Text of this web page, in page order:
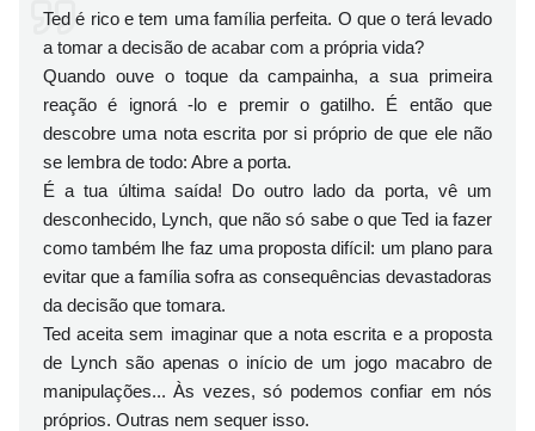
Ted é rico e tem uma família perfeita. O que o terá levado
a tomar a decisão de acabar com a própria vida?
Quando ouve o toque da campainha, a sua primeira
reação é ignorá -lo e premir o gatilho. É então que
descobre uma nota escrita por si próprio de que ele não
se lembra de todo: Abre a porta.
É a tua última saída! Do outro lado da porta, vê um
desconhecido, Lynch, que não só sabe o que Ted ia fazer
como também lhe faz uma proposta difícil: um plano para
evitar que a família sofra as consequências devastadoras
da decisão que tomara.
Ted aceita sem imaginar que a nota escrita e a proposta
de Lynch são apenas o início de um jogo macabro de
manipulações... Às vezes, só podemos confiar em nós
próprios. Outras nem sequer isso.